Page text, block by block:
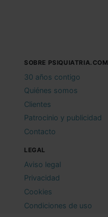
SOBRE PSIQUIATRIA.COM
30 años contigo
Quiénes somos
Clientes
Patrocinio y publicidad
Contacto
LEGAL
Aviso legal
Privacidad
Cookies
Condiciones de uso